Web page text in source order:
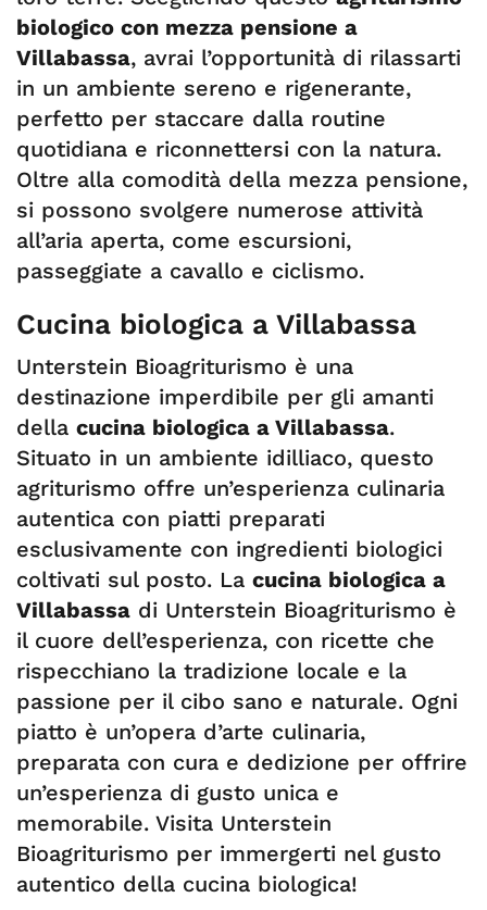
biologico con mezza pensione a
Villabassa, avrai l’opportunità di rilassarti
in un ambiente sereno e rigenerante,
perfetto per staccare dalla routine
quotidiana e riconnettersi con la natura.
Oltre alla comodità della mezza pensione,
si possono svolgere numerose attività
all’aria aperta, come escursioni,
passeggiate a cavallo e ciclismo.
Cucina biologica a Villabassa
Unterstein Bioagriturismo è una
destinazione imperdibile per gli amanti
della cucina biologica a Villabassa.
Situato in un ambiente idilliaco, questo
agriturismo offre un’esperienza culinaria
autentica con piatti preparati
esclusivamente con ingredienti biologici
coltivati sul posto. La cucina biologica a
Villabassa di Unterstein Bioagriturismo è
il cuore dell’esperienza, con ricette che
rispecchiano la tradizione locale e la
passione per il cibo sano e naturale. Ogni
piatto è un’opera d’arte culinaria,
preparata con cura e dedizione per offrire
un’esperienza di gusto unica e
memorabile. Visita Unterstein
Bioagriturismo per immergerti nel gusto
autentico della cucina biologica!